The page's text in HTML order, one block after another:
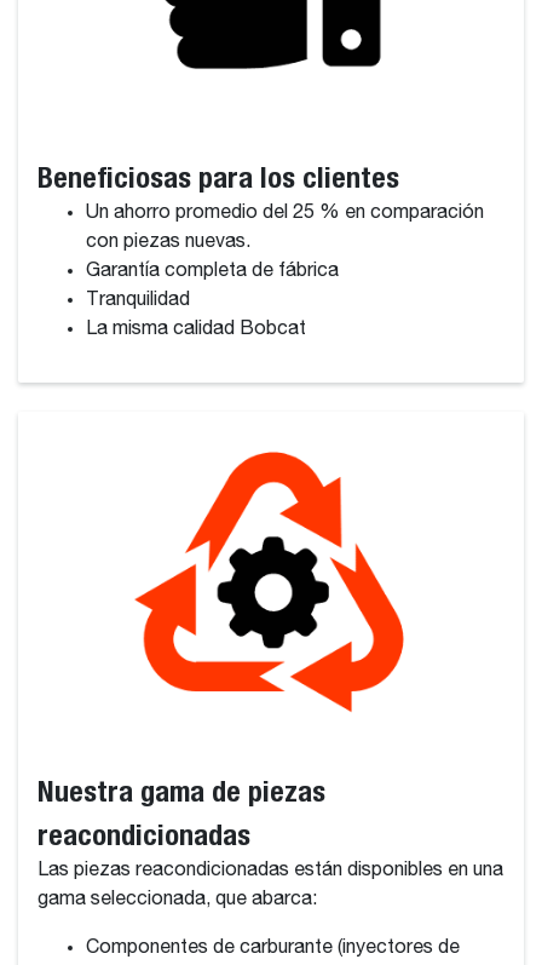
Beneficiosas para los clientes
Un ahorro promedio del 25 % en comparación
con piezas nuevas.
Garantía completa de fábrica
Tranquilidad
La misma calidad Bobcat
Nuestra gama de piezas
reacondicionadas
Las piezas reacondicionadas están disponibles en una
gama seleccionada, que abarca:
Componentes de carburante (inyectores de